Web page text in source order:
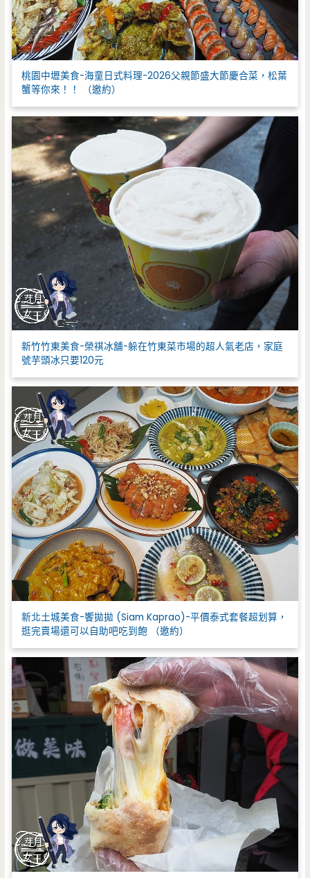
桃園中壢美食-海童日式料理-2026父親節盛大節慶合菜，松葉
蟹等你來！！ （邀約）
新竹竹東美食-榮祺冰舖-躲在竹東菜市場的超人氣老店，家庭
號芋頭冰只要120元
新北土城美食-饗拋拋 (Siam Kaprao)-平價泰式套餐超划算，
逛完賣場還可以自助吧吃到飽 （邀約）